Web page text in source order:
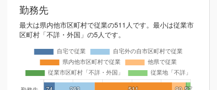
勤務先
最大は県内他市区町村で従業の511人です。最小は従業市
区町村「不詳・外国」の5人です。